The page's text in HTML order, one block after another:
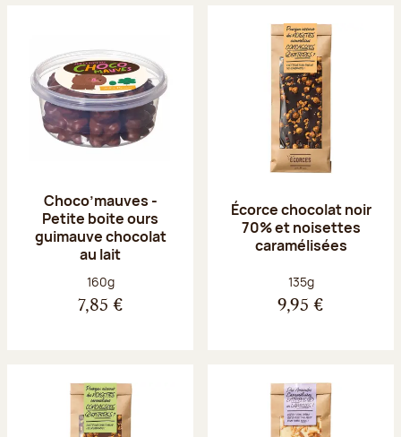
Choco’mauves -
Petite boite ours
guimauve chocolat
au lait
Poids net :
160g
7,85 €
Écorce chocolat noir
70% et noisettes
caramélisées
Poids net :
135g
9,95 €